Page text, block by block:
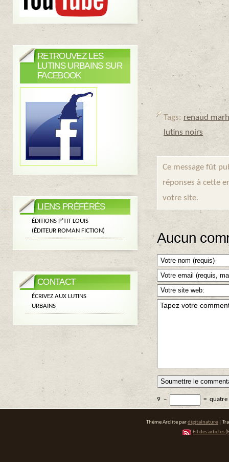
Tags: renaud
lutins noirs
Ce message fût
réponses à cette
votre site.
Aucun
9 − = quatre
RETROUVEZ LES
LUTINS URBAINS SUR
FACEBOOK
LIENS PRÉFÉRÉS
ÉDITIONS P’TIT LOUIS
(ÉDITEUR ROMAN FICTION)
CONTACT
ÉCRIVEZ AUX LUTINS
URBAINS
Thème Arclite pardigitalnature |
Fil des articles